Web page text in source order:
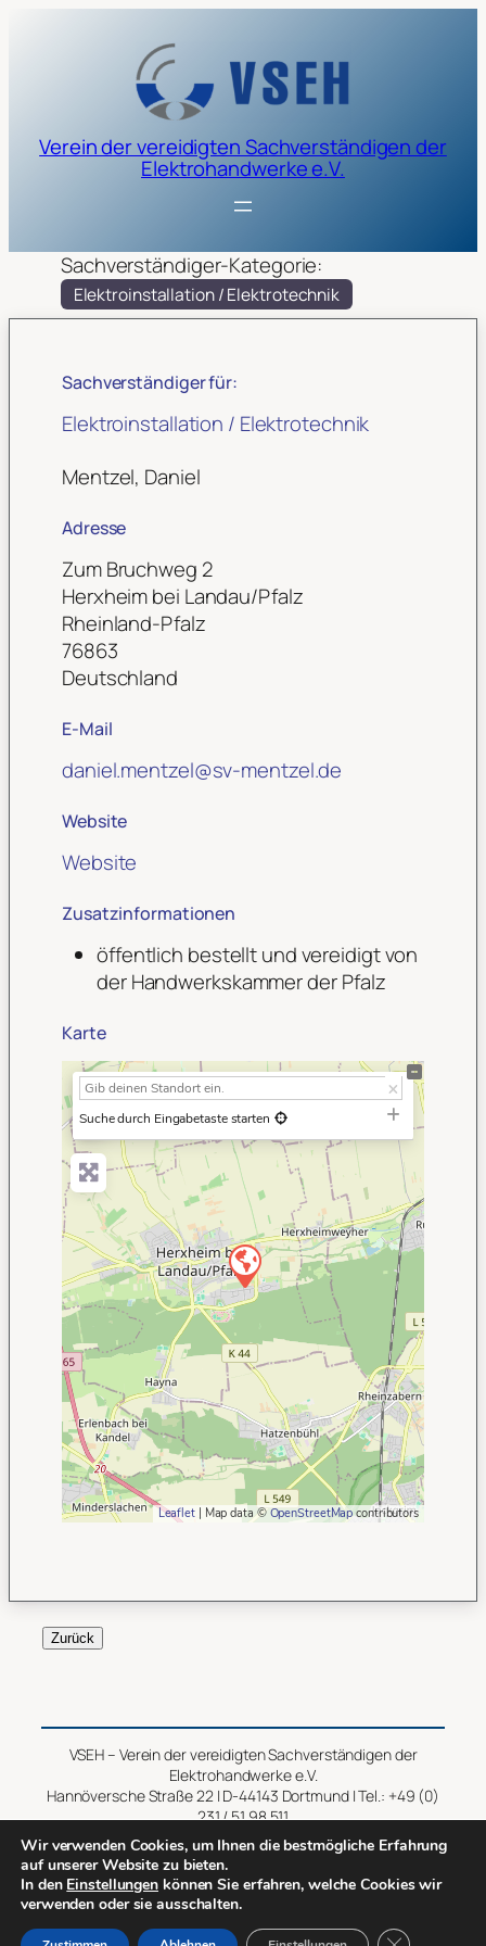
Verein der vereidigten Sachverständigen der
Elektrohandwerke e.V.
Sachverständiger-Kategorie:
Elektroinstallation / Elektrotechnik
Sachverständiger für:
Elektroinstallation / Elektrotechnik
Mentzel, Daniel
Adresse
Zum Bruchweg 2
Herxheim bei Landau/Pfalz
Rheinland-Pfalz
76863
Deutschland
E-Mail
daniel.mentzel@sv-mentzel.de
Website
Website
Zusatzinformationen
öffentlich bestellt und vereidigt von
der Handwerkskammer der Pfalz
Karte
+
−
Suche durch Eingabetaste starten
Leaflet| Map data © OpenStreetMapcontributors
Zurück
VSEH – Verein der vereidigten Sachverständigen der
Elektrohandwerke e.V.
Hannöversche Straße 22 | D-44143 Dortmund | Tel.: +49 (0)
231 / 51 98 511
Impressum–Datenschutz
Copyright © 2014 – 2026 VSEH
Wir verwenden Cookies, um Ihnen die bestmögliche Erfahrung
auf unserer Website zu bieten.
In den Einstellungen können Sie erfahren, welche Cookies wir
verwenden oder sie ausschalten.
GDPR